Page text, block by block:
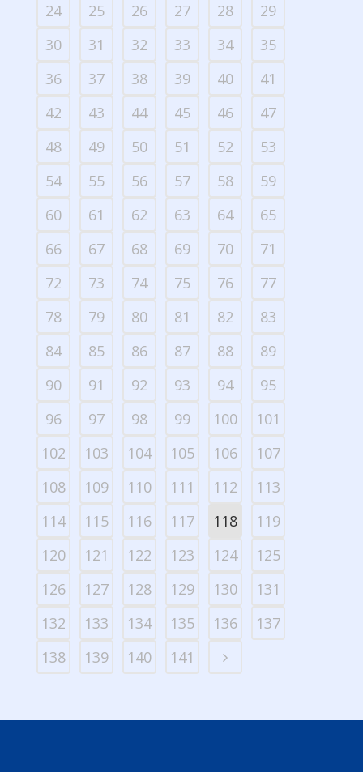
24
25 26 27 28
29
30
31 32 33 34
35
36
37 38 39 40
41
42
43 44 45 46
47
48
49 50 51 52
53
54
55 56 57 58
59
60
61 62 63 64
65
66
67 68 69 70
71
72
73 74 75 76
77
78
79 80 81 82
83
84
85 86 87 88
89
90
91 92 93 94
95
96
97 98 99 100
101
102
103 104 105 106
107
108
109 110 111 112
113
114
115 116 117 118
119
120
121 122 123 124
125
126
127 128 129 130
131
132
133 134 135 136
137
138
139 140 141